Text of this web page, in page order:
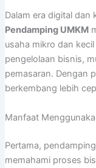
Dalam era digital dan
Pendamping UMKM
usaha mikro dan
pengelolaan bisnis,
pemasaran. Dengan
berkembang lebih
Manfaat
Pertama,
memahami proses